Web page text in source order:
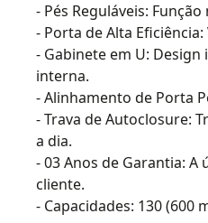
- Pés Reguláveis:
- Porta de Alta
- Gabinete em U:
interna.
- Alinhamento de Porta
- Trava de Autoclosure:
a dia.
- 03 Anos de Garantia:
cliente.
- Capacidades: 130 (600